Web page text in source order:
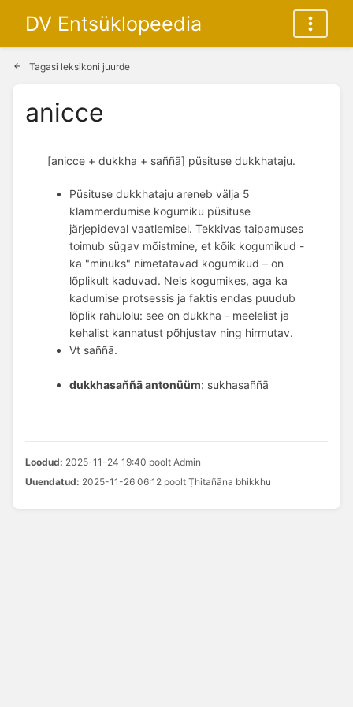
DV Entsüklopeedia
Tagasi leksikoni juurde
anicce
[anicce + dukkha + saññā] püsituse dukkhataju.
Püsituse dukkhataju areneb välja 5
klammerdumise kogumiku püsituse
järjepideval vaatlemisel. Tekkivas taipamuses
toimub sügav mõistmine, et kõik kogumikud -
ka "minuks" nimetatavad kogumikud – on
lõplikult kaduvad. Neis kogumikes, aga ka
kadumise protsessis ja faktis endas puudub
lõplik rahulolu: see on dukkha - meelelist ja
kehalist kannatust põhjustav ning hirmutav.
Vt saññā.
dukkhasaññā antonüüm: sukhasaññā
Loodud: 2025-11-24 19:40 poolt Admin
Uuendatud: 2025-11-26 06:12 poolt Ṭhitañāṇa bhikkhu